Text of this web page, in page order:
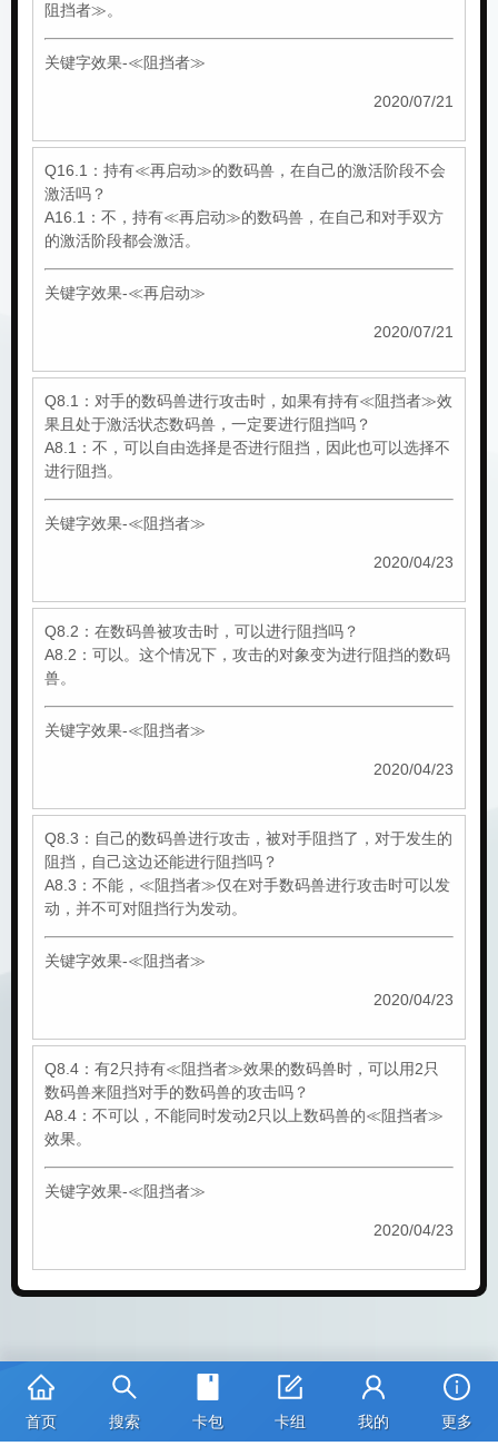
首页 搜索 卡包 卡组 我的 更多
阻挡者≫。
关键字效果-≪阻挡者≫
2020/07/21
Q16.1：持有≪再启动≫的数码兽，在自己的激活阶段不会
激活吗？
A16.1：不，持有≪再启动≫的数码兽，在自己和对手双方
的激活阶段都会激活。
关键字效果-≪再启动≫
2020/07/21
Q8.1：对手的数码兽进行攻击时，如果有持有≪阻挡者≫效
果且处于激活状态数码兽，一定要进行阻挡吗？
A8.1：不，可以自由选择是否进行阻挡，因此也可以选择不
进行阻挡。
关键字效果-≪阻挡者≫
2020/04/23
Q8.2：在数码兽被攻击时，可以进行阻挡吗？
A8.2：可以。这个情况下，攻击的对象变为进行阻挡的数码
兽。
关键字效果-≪阻挡者≫
2020/04/23
Q8.3：自己的数码兽进行攻击，被对手阻挡了，对于发生的
阻挡，自己这边还能进行阻挡吗？
A8.3：不能，≪阻挡者≫仅在对手数码兽进行攻击时可以发
动，并不可对阻挡行为发动。
关键字效果-≪阻挡者≫
2020/04/23
Q8.4：有2只持有≪阻挡者≫效果的数码兽时，可以用2只
数码兽来阻挡对手的数码兽的攻击吗？
A8.4：不可以，不能同时发动2只以上数码兽的≪阻挡者≫
效果。
关键字效果-≪阻挡者≫
2020/04/23
卡图版权：©本郷あきよし・フジテレビ・東映アニメーション